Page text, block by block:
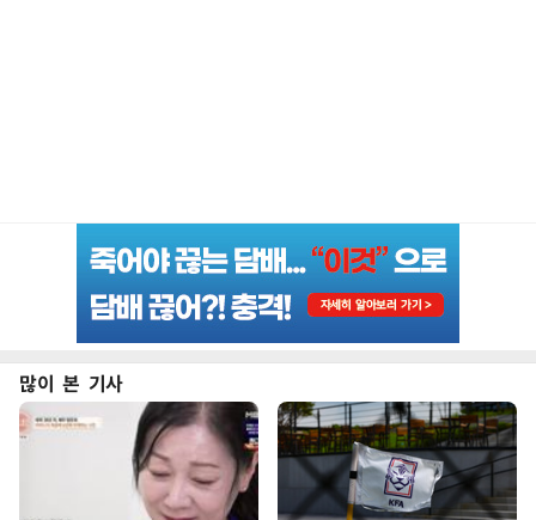
많이 본 기사